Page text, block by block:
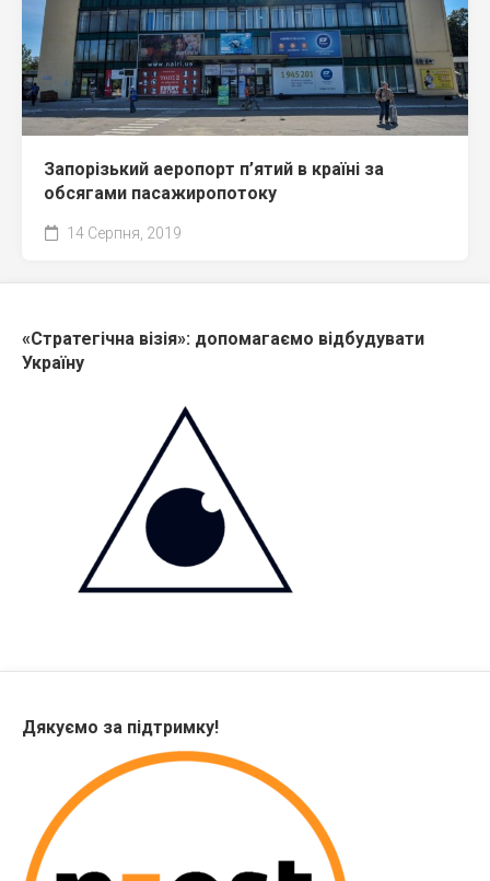
Запорізький аеропорт п’ятий в країні за
обсягами пасажиропотоку
14 Серпня, 2019
«Стратегічна візія»: допомагаємо відбудувати
Україну
Дякуємо за підтримку!